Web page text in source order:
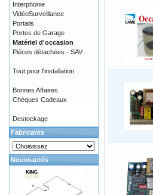
Interphonie
VidéoSurveillance
Portails
Portes de Garage
Matériel d'occasion
Pièces détachées - SAV
Tout pour l'installation
Bonnes Affaires
Chèques Cadeaux
Destockage
Fabricants
Nouveautés